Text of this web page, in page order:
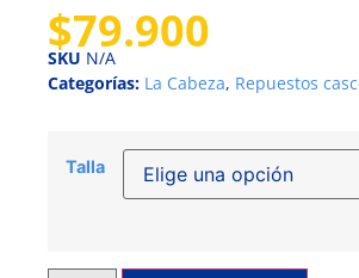
$79.900
SKU N/A
Categorías: La Cabeza, Repuestos
Talla